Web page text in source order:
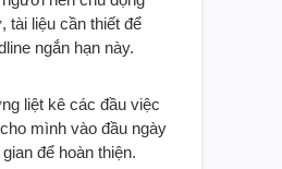
tài liệu cần thiết để
ngắn hạn này.
liệt kê các đầu việc
mình vào đầu ngày
để hoàn thiện.